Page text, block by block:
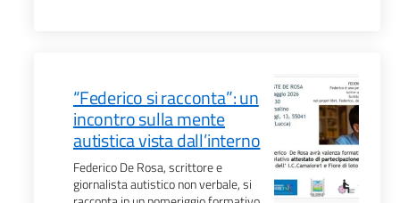
“Federico si racconta”: un
incontro sulla mente
autistica vista dall’interno
Federico De Rosa, scrittore e
giornalista autistico non verbale, si